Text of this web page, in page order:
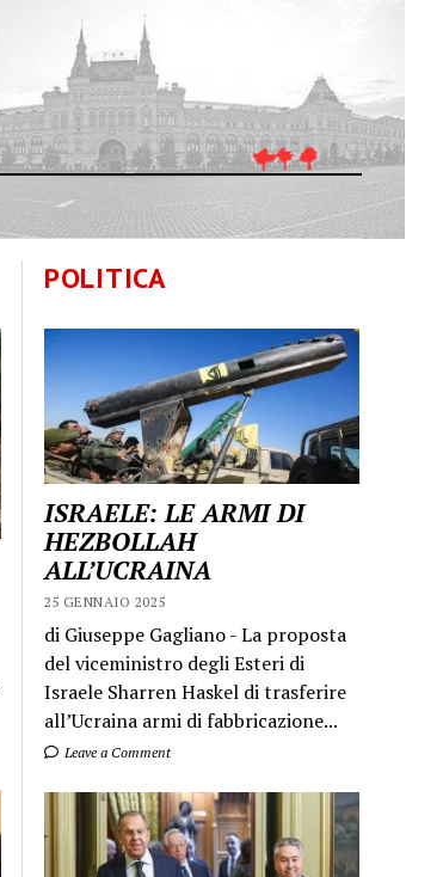
POLITICA
ISRAELE: LE ARMI DI
HEZBOLLAH
ALL’UCRAINA
25 GENNAIO 2025
di Giuseppe Gagliano - La proposta
del viceministro degli Esteri di
Israele Sharren Haskel di trasferire
all’Ucraina armi di fabbricazione...
Leave a Comment